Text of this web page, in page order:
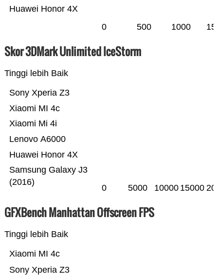
Huawei Honor 4X
0 500 1000
Skor 3DMark Unlimited IceStorm
Tinggi lebih Baik
Samsung Galaxy J3
(2016)
Huawei Honor 4X
Lenovo A6000
Xiaomi Mi 4i
Xiaomi MI 4c
Sony Xperia Z3
0 5000 10000 15000
GFXBench Manhattan Offscreen FPS
Tinggi lebih Baik
Sony Xperia Z3
Xiaomi MI 4c